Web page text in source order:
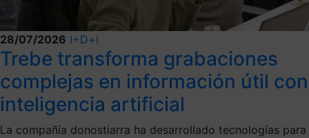
28/07/2026 I+D+i
Trebe transforma grabaciones
complejas en información útil con
inteligencia artificial
La compañía donostiarra ha desarrollado tecnologías para